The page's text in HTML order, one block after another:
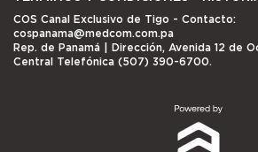
COS Canal Exclusivo de Tigo - Contacto:
cospanama@medcom.com.pa
Rep. de Panamá | Dirección, Avenida 12 de
Central Telefónica (507) 390-6700.